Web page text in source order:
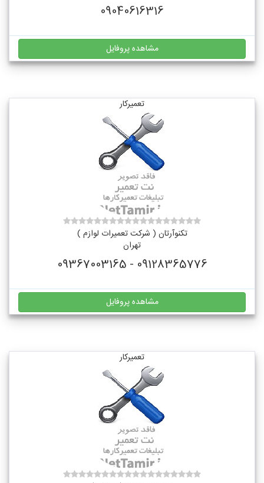
09040616316
مشاهده پروفایل
تعمیرکار
تکنوآرتان ( شرکت تعمیرات لوازم )
تهران
09128365776 - 09367003165
مشاهده پروفایل
تعمیرکار